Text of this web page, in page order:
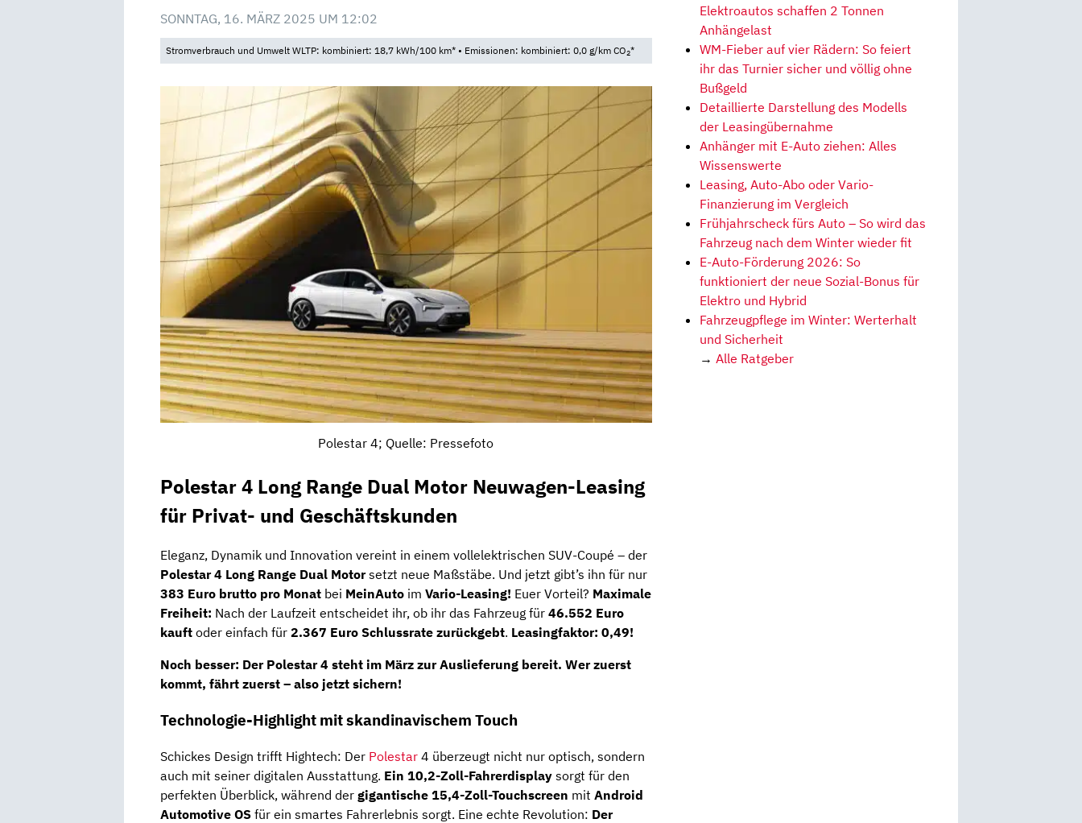
SONNTAG, 16. MÄRZ 2025 UM 12:02
Stromverbrauch und Umwelt WLTP: kombiniert: 18,7 kWh/100 km* • Emissionen: kombiniert: 0,0 g/km CO2*
Polestar 4; Quelle: Pressefoto
Polestar 4 Long Range Dual Motor Neuwagen-Leasing
für Privat- und Geschäftskunden
Eleganz, Dynamik und Innovation vereint in einem vollelektrischen SUV-Coupé – der
Polestar 4 Long Range Dual Motorsetzt neue Maßstäbe. Und jetzt gibt’s ihn für nur
383 Euro brutto pro Monat bei MeinAuto im Vario-Leasing! Euer Vorteil? Maximale
Freiheit: Nach der Laufzeit entscheidet ihr, ob ihr das Fahrzeug für 46.552 Euro
kauft oder einfach für 2.367 Euro Schlussrate zurückgebt. Leasingfaktor: 0,49!
Noch besser: Der Polestar 4 steht im März zur Auslieferung bereit. Wer zuerst
kommt, fährt zuerst – also jetzt sichern!
Technologie-Highlight mit skandinavischem Touch
Schickes Design trifft Hightech: Der Polestar 4 überzeugt nicht nur optisch, sondern
auch mit seiner digitalen Ausstattung. Ein 10,2-Zoll-Fahrerdisplay sorgt für den
perfekten Überblick, während der gigantische 15,4-Zoll-Touchscreen mit Android
Automotive OS für ein smartes Fahrerlebnis sorgt. Eine echte Revolution: Der
Elektroautos schaffen 2 Tonnen
Anhängelast
WM-Fieber auf vier Rädern: So feiert
ihr das Turnier sicher und völlig ohne
Bußgeld
Detaillierte Darstellung des Modells
der Leasingübernahme
Anhänger mit E-Auto ziehen: Alles
Wissenswerte
Leasing, Auto-Abo oder Vario-
Finanzierung im Vergleich
Frühjahrscheck fürs Auto – So wird das
Fahrzeug nach dem Winter wieder fit
E-Auto-Förderung 2026: So
funktioniert der neue Sozial-Bonus für
Elektro und Hybrid
Fahrzeugpflege im Winter: Werterhalt
und Sicherheit
→ Alle Ratgeber